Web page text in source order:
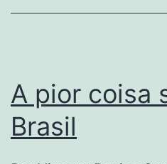
A pior coisa
Brasil